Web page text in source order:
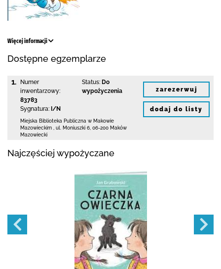
Więcej informacji
Dostępne egzemplarze
1.
Numer
inwentarzowy:
83783
Sygnatura: I/N
Status: Do
wypożyczenia
Miejska Biblioteka Publiczna w Makowie
Mazowieckim
ul. Moniuszki 6 06-200 Maków
Mazowiecki
zarezerwuj
dodaj do listy
Najczęściej wypożyczane